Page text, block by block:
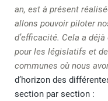
an, est à présent
allons pouvoir piloter
d’efficacité. Cela a
pour les législatifs et
communes où nous
d’horizon des
section par section :